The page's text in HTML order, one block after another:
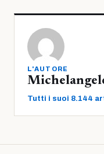
L'AUTORE
Tutti i suoi 8.144